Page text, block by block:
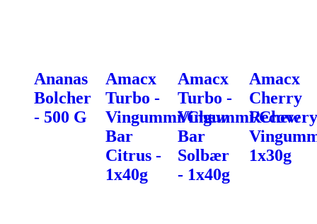
Ananas
Bolcher
- 500 G
Amacx
Turbo -
Vingummi/Chew
Bar
Citrus -
1x40g
Amacx
Turbo -
Vingummi/Chew
Bar
Solbær
- 1x40g
Amacx
Cherry
Recovery
1x30g